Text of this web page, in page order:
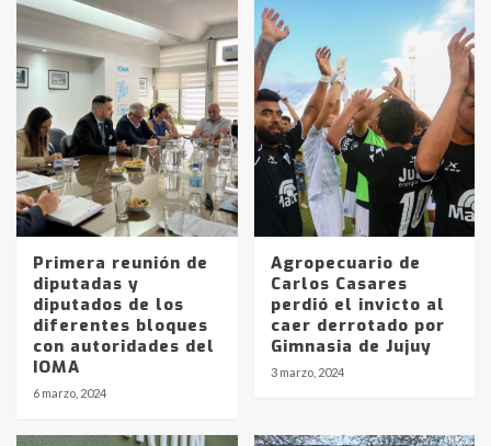
Primera reunión de
diputadas y
diputados de los
diferentes bloques
con autoridades del
IOMA
6 marzo, 2024
Agropecuario de
Carlos Casares
perdió el invicto al
caer derrotado por
Gimnasia de Jujuy
3 marzo, 2024
Identidad de los adolescentes
protagonistas del fatal accidente